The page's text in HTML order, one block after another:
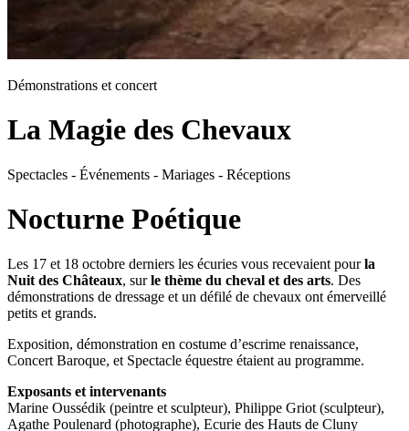
Démonstrations et concert
La Magie des Chevaux
Spectacles - Événements - Mariages - Réceptions
Nocturne Poétique
Les 17 et 18 octobre derniers les écuries vous recevaient pourla
Nuit des Châteaux, surle thème du cheval et des arts. Des
démonstrations de dressage et un défilé de chevaux ont émerveillé
petits et grands.
Exposition, démonstration en costume d’escrime renaissance,
Concert Baroque, et Spectacle équestre étaient au programme.
Exposants et intervenants
Marine Oussédik (peintre et sculpteur), Philippe Griot (sculpteur),
Agathe Poulenard (photographe), Ecurie des Hauts de Cluny